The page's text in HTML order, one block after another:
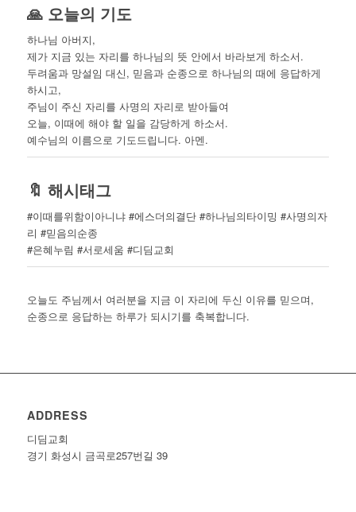
🙏 오늘의 기도
하나님 아버지,
제가 지금 있는 자리를 하나님의 뜻 안에서 바라보게 하소서.
두려움과 망설임 대신, 믿음과 순종으로 하나님의 때에 응답하게
하시고,
주님이 주신 자리를 사명의 자리로 받아들여
오늘, 이때에 해야 할 일을 감당하게 하소서.
예수님의 이름으로 기도드립니다. 아멘.
🔖 해시태그
#이때를위함이아니냐 #에스더의결단 #하나님의타이밍 #사명의자
리 #믿음의순종
#은혜누림 #서로세움 #디딤교회
오늘도 주님께서 여러분을 지금 이 자리에 두신 이유를 믿으며,
순종으로 응답하는 하루가 되시기를 축복합니다.
ADDRESS
디딤교회
경기 화성시 금곡로257번길 39